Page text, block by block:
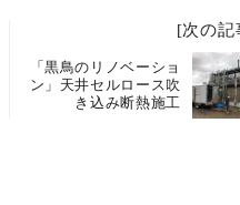
[次の記
「黒鳥のリノベーショ
ン」天井セルロース吹
き込み断熱施工